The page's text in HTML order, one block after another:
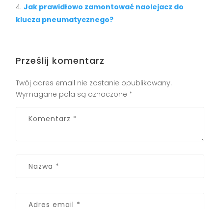
Jak prawidłowo zamontować naolejacz do
klucza pneumatycznego?
Prześlij komentarz
Twój adres email nie zostanie opublikowany.
Wymagane pola są oznaczone *